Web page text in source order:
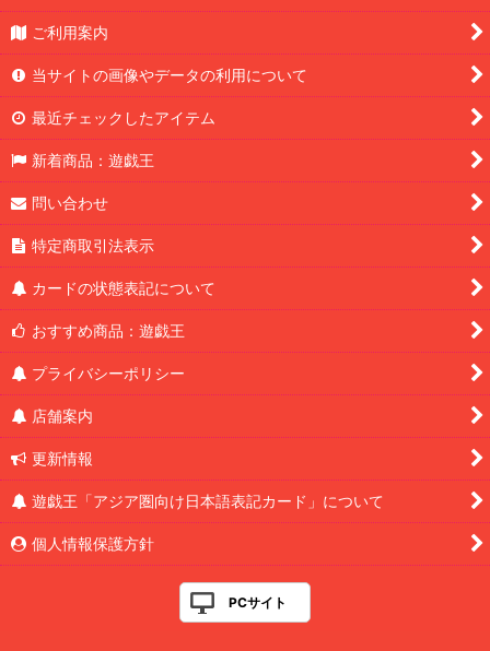
ご利用案内
当サイトの画像やデータの利用について
最近チェックしたアイテム
新着商品：遊戯王
問い合わせ
特定商取引法表示
カードの状態表記について
おすすめ商品：遊戯王
プライバシーポリシー
店舗案内
更新情報
遊戯王「アジア圏向け日本語表記カード」について
個人情報保護方針
PCサイト